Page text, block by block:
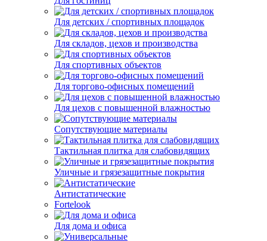
Для детских / спортивных площадок
Для складов, цехов и производства
Для спортивных объектов
Для торгово-офисных помещений
Для цехов с повышенной влажностью
Сопутствующие материалы
Тактильная плитка для слабовидящих
Уличные и грязезащитные покрытия
Антистатические
Fortelook
Для дома и офиса